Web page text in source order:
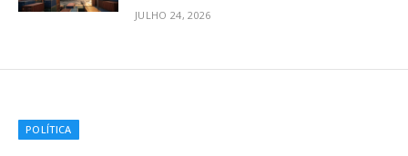
JULHO 24, 2026
POLÍTICA